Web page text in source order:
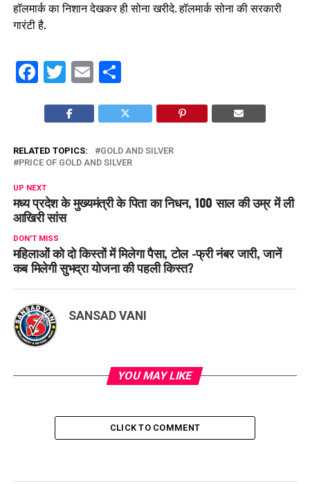
हॉलमार्क का निशान देखकर ही सोना खरीदे. हॉलमार्क सोना की सरकारी
गारंटी है.
Facebook
Twitter
EmailShare
RELATED TOPICS:
GOLD AND SILVER
PRICE OF GOLD AND SILVER
UP NEXT
मध्य प्रदेश के मुख्यमंत्री के पिता का निधन, 100 साल की उम्र में ली
आखिरी सांस
DON'T MISS
महिलाओं को दो किस्तों में मिलेगा पैसा, टोल -फ्री नंबर जारी, जानें
कब मिलेगी सुभद्रा योजना की पहली किस्त?
SANSAD VANI
YOU MAY LIKE
CLICK TO COMMENT